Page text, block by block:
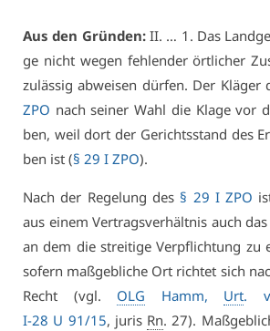
Aus den Grün­den:II. … 1. Das
ge nicht we­gen feh­len­der ört­li­cher
zu­läs­sig ab­wei­sen dür­fen. Der Klä­ger
ZPO nach sei­ner Wahl die Kla­ge vor
ben, weil dort der Ge­richts­stand des
ben ist (§ 29 I ZPO).
Nach der Re­ge­lung des § 29 I ZPO
aus ei­nem Ver­trags­ver­hält­nis auch
an dem die strei­ti­ge Ver­pflich­tung
so­fern maß­geb­li­che Ort rich­tet sich
Recht (vgl. OLG Hamm, Urt.
I-28 U 91/15, ju­ris Rn. 27).